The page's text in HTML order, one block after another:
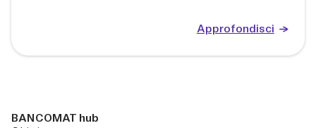
Approfondisci
BANCOMAT hub